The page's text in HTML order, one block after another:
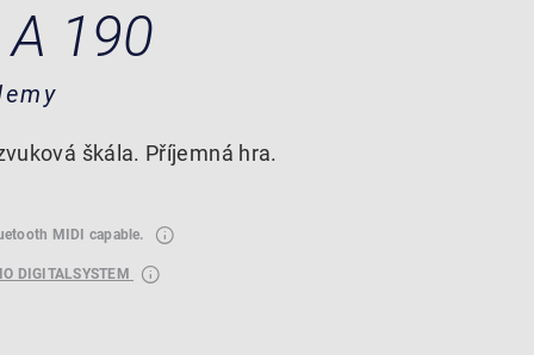
190
škála. Příjemná hra.
MIDI capable.
DIGITALSYSTEM